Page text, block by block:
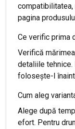
pagina
Ce verific prima
Verifică
detaliile tehnice.
folosește-l
Cum aleg
Alege după
efort. Pentru